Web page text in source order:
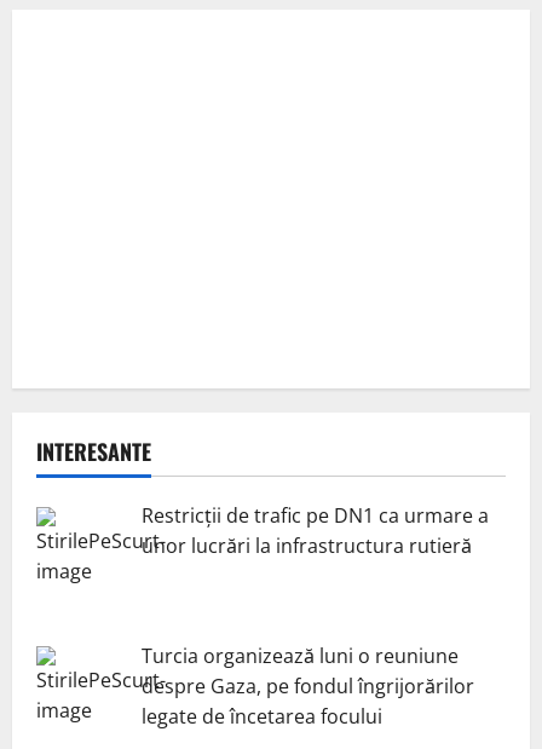
INTERESANTE
Restricții de trafic pe DN1 ca urmare a
unor lucrări la infrastructura rutieră
Turcia organizează luni o reuniune
despre Gaza, pe fondul îngrijorărilor
legate de încetarea focului